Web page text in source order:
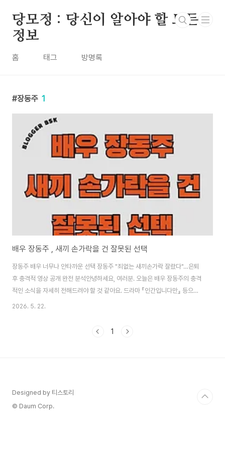
당모정 : 당신이 알아야 할 모든
정보
홈 태그 방명록
장동주 1
배우 장동주 , 새끼 손가락을 건 잘못된 선택
장동주 배우 너무나 안타까운 선택 장동주 "죄없는 새끼손가락 잘랐다"…은퇴
후 충격적 영상 공개 완전 분석안녕하세요, 여러분. 오늘은 배우 장동주의 충격
적인 소식을 자세히 전해드려야 할 것 같아요. 드라마 『인간입니다만』 등으로
활동했던 장동주가 돌연 은퇴 선언 후, 자신의 새끼손가락을 자르는 극단적인
이들에게 안타까움을 주고 있어요.저도 영상을 접하고 마음이 무거웠습니다.
2026. 5. 22.
1
Designed by 티스토리
© Daum Corp.